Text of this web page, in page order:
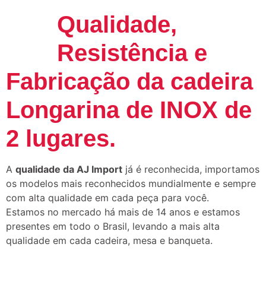
Qualidade,
Resistência e
Fabricação da cadeira
Longarina de INOX de
2 lugares.
A qualidade da AJ Import já é reconhecida, importamos
os modelos mais reconhecidos mundialmente e sempre
com alta qualidade em cada peça para você.
Estamos no mercado há mais de 14 anos e estamos
presentes em todo o Brasil, levando a mais alta
qualidade em cada cadeira, mesa e banqueta.